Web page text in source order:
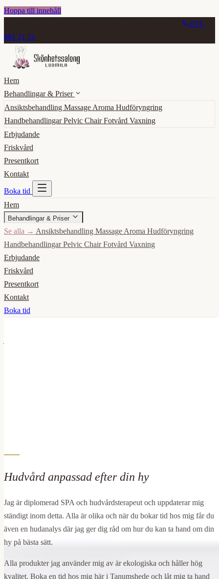
Hoppa till innehåll
073-
891 21 21
Hem
Behandlingar & Priser
Ansiktsbehandling Massage Aroma Hudföryngring
HandbehandlingarPelvic ChairFotvård Vaxning
Erbjudande
Friskvård
Presentkort
Kontakt
Boka tid
Hem
Behandlingar & Priser
Se alla → Ansiktsbehandling Massage Aroma Hudföryngring
HandbehandlingarPelvic ChairFotvård Vaxning
Erbjudande
Friskvård
Presentkort
Kontakt
Boka tid
Hudvård anpassad efter din hy
Jag är diplomerad SPA och hudvårdsterapeut och uppdaterar mig
ständigt inom detta. Alla är olika och när du bokar tid hos mig får du
även en hudanalys där jag ger dig råd om hur du kan ta hand om din
hy på bästa sätt.
Alla produkter jag använder mig av är ekologiska och håller hög
kvalitet. Boka en tid hos mig här i Tanumshede och låt mig ta hand